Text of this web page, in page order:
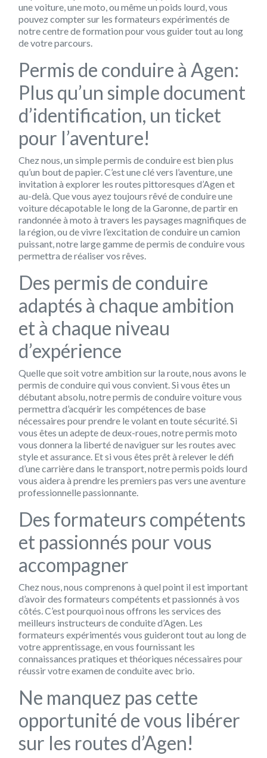
une voiture, une moto, ou même un poids lourd, vous
pouvez compter sur les formateurs expérimentés de
notre centre de formation pour vous guider tout au long
de votre parcours.
Permis de conduire à Agen:
Plus qu’un simple document
d’identification, un ticket
pour l’aventure!
Chez nous, un simple permis de conduire est bien plus
qu’un bout de papier. C’est une clé vers l’aventure, une
invitation à explorer les routes pittoresques d’Agen et
au-delà. Que vous ayez toujours rêvé de conduire une
voiture décapotable le long de la Garonne, de partir en
randonnée à moto à travers les paysages magnifiques de
la région, ou de vivre l’excitation de conduire un camion
puissant, notre large gamme de permis de conduire vous
permettra de réaliser vos rêves.
Des permis de conduire
adaptés à chaque ambition
et à chaque niveau
d’expérience
Quelle que soit votre ambition sur la route, nous avons le
permis de conduire qui vous convient. Si vous êtes un
débutant absolu, notre permis de conduire voiture vous
permettra d’acquérir les compétences de base
nécessaires pour prendre le volant en toute sécurité. Si
vous êtes un adepte de deux-roues, notre permis moto
vous donnera la liberté de naviguer sur les routes avec
style et assurance. Et si vous êtes prêt à relever le défi
d’une carrière dans le transport, notre permis poids lourd
vous aidera à prendre les premiers pas vers une aventure
professionnelle passionnante.
Des formateurs compétents
et passionnés pour vous
accompagner
Chez nous, nous comprenons à quel point il est important
d’avoir des formateurs compétents et passionnés à vos
côtés. C’est pourquoi nous offrons les services des
meilleurs instructeurs de conduite d’Agen. Les
formateurs expérimentés vous guideront tout au long de
votre apprentissage, en vous fournissant les
connaissances pratiques et théoriques nécessaires pour
réussir votre examen de conduite avec brio.
Ne manquez pas cette
opportunité de vous libérer
sur les routes d’Agen!